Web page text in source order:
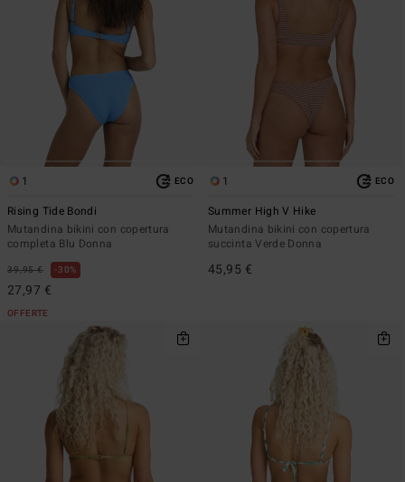
1 ECO
Rising Tide Bondi
Mutandina bikini con copertura
completa Blu Donna
39,95 € 30%
27,97 €
OFFERTE
1 ECO
Summer High V Hike
Mutandina bikini con copertura
succinta Verde Donna
45,95 €